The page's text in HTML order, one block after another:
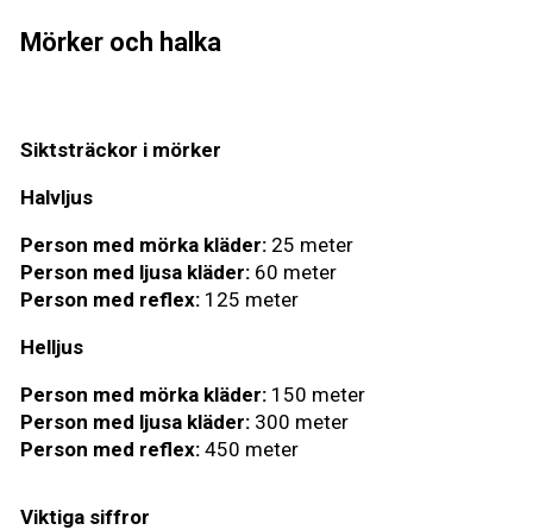
Mörker och halka
Siktsträckor i mörker
Halvljus
Person med mörka kläder: 25 meter
Person med ljusa kläder: 60 meter
Person med reflex: 125 meter
Helljus
Person med mörka kläder: 150 meter
Person med ljusa kläder: 300 meter
Person med reflex: 450 meter
Viktiga siffror